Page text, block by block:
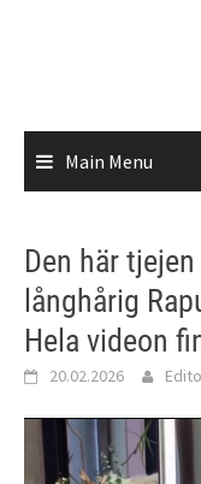
Main Menu
Den här
långhårig
Hela videon
20.02.2026